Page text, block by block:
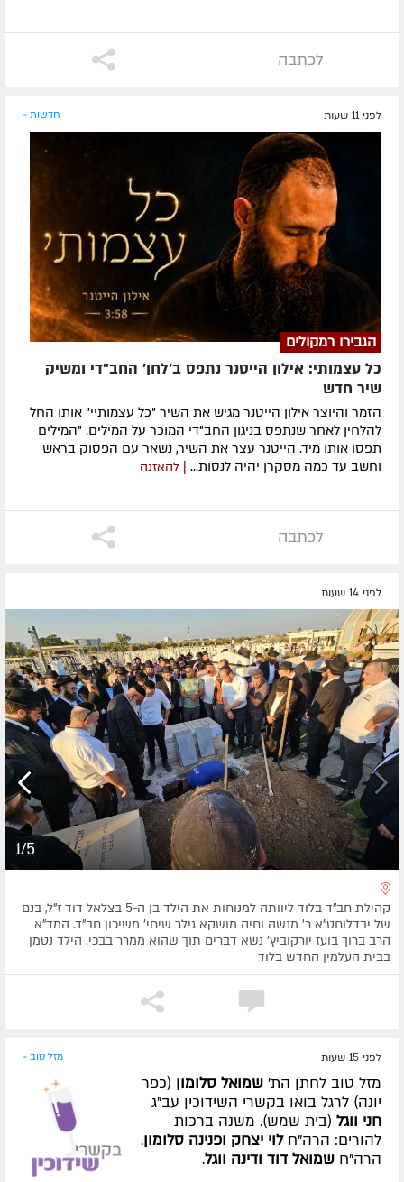
לכתבה
לפני 11 שעות חדשות »
הגבירו רמקולים
כל עצמותי: אילון הייטנר נתפס ב'לחן' החב"די ומשיק
שיר חדש
הזמר והיוצר אילון הייטנר מגיש את השיר "כל עצמותיי" אותו החל
להלחין לאחר שנתפס בניגון החב"די המוכר על המילים. "המילים
תפסו אותו מיד. הייטנר עצר את השיר, נשאר עם הפסוק בראש
וחשב עד כמה מסקרן יהיה לנסות... | להאזנה
לכתבה
לפני 14 שעות
1/5
קהילת חב"ד בלוד ליוותה למנוחות את הילד בן ה-5 בצלאל דוד ז"ל, בנם
של יבדלוחט"א ר' מנשה וחיה מושקא גילר שיחי' משיכון חב"ד. המד"א
הרב ברוך בועז יורקוביץ' נשא דברים תוך שהוא ממרר בבכי. הילד נטמן
בבית העלמין החדש בלוד
לפני 15 שעות מזל טוב »
מזל טוב לחתן הת' שמואל סלומון (כפר
יונה) לרגל בואו בקשרי השידוכין עב"ג
חני ווגל (בית שמש). משנה ברכות
להורים: הרה"חלוי יצחק ופנינה סלומון.
הרה"ח שמואל דוד ודינה ווגל.